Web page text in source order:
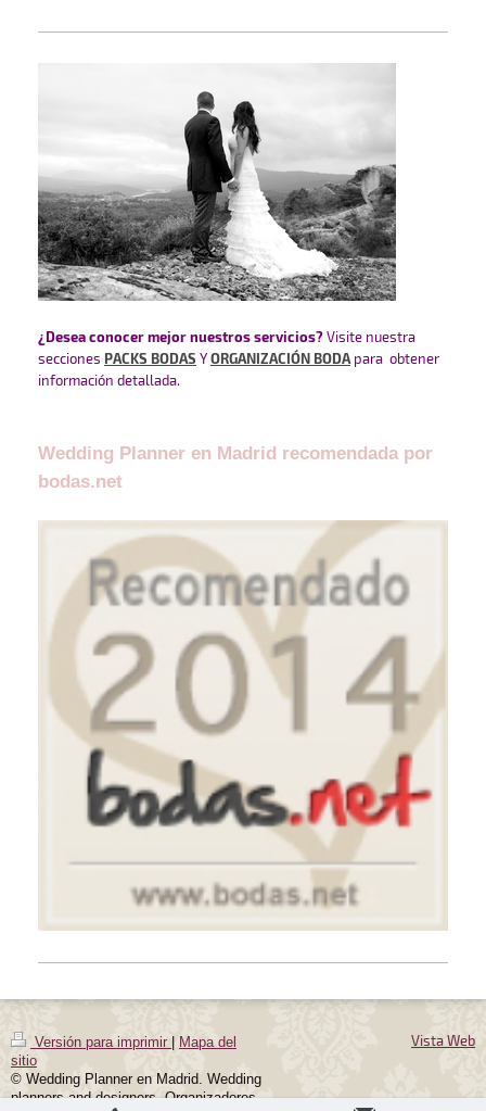
¿Desea conocer mejor nuestros servicios? Visite nuestra
secciones PACKS BODAS Y ORGANIZACIÓN BODA para obtener
información detallada.
Wedding Planner en Madrid recomendada por
bodas.net
Versión para imprimir
Mapa del
sitio
© Wedding Planner en Madrid. Wedding
planners and designers. Organizadores
Vista Web